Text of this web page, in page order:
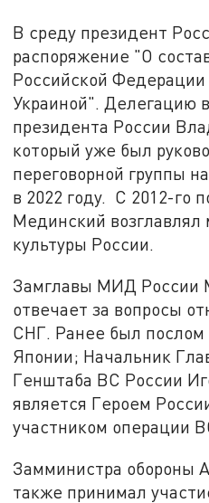
В среду президент
распоряжение "О
Российской Федерации
Украиной". Делегацию
президента России
который уже был
переговорной группы
в 2022 году. С 2012-го
Мединский возглавлял
культуры России.
Замглавы МИД России
отвечает за вопросы
СНГ. Ранее был
Японии; Начальник
Генштаба ВС России
является Героем
участником операции
Замминистра обороны
также принимал